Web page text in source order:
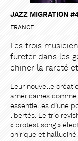
JAZZ MIGRATION
FRANCE
Les trois
fureter dans les
chiner la rareté
Leur nouvelle
américaines
essentielles d’une
libertés. Le trio
« protest song »
onirique et halluciné.